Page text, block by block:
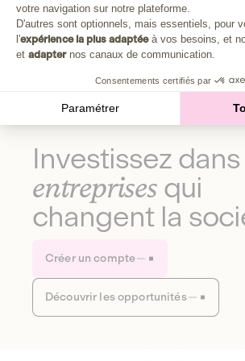
Plongez au cœur de la fabrique d'une
celle qui fait du bien à la planète et aux
Découvrir notre média
Investissez
entreprises qui
changent la
Créer un compte
Découvrir les opportunités
votre navigation sur notre plateforme.
D'autres sont optionnels, mais essentiels, pour
l'expérience la plus adaptéeà vos besoins, et
et adapternos canaux de communication.
Consentements certifiés par
Paramétrer
Axeptio consent